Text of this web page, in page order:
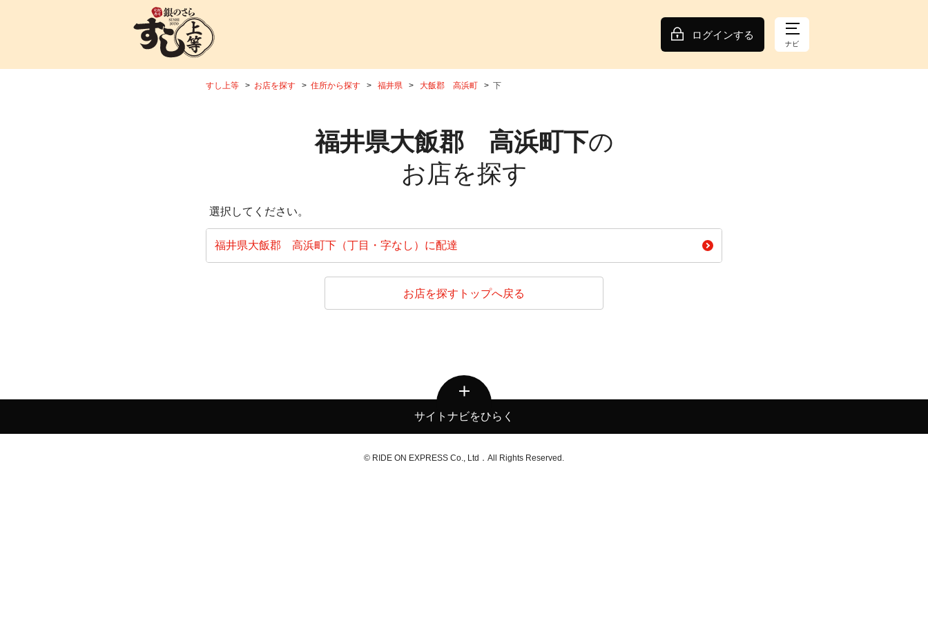
ログインする
ナビ
すし上等 お店を探す 住所から探す 福井県 大飯郡 高浜町 下
福井県大飯郡 高浜町下の
お店を探す
選択してください。
福井県大飯郡 高浜町下（丁目・字なし）に配達
お店を探すトップへ戻る
サイトナビをひらく
© RIDE ON EXPRESS Co., Ltd．All Rights Reserved.